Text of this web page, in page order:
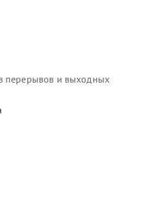
перерывов и выходных